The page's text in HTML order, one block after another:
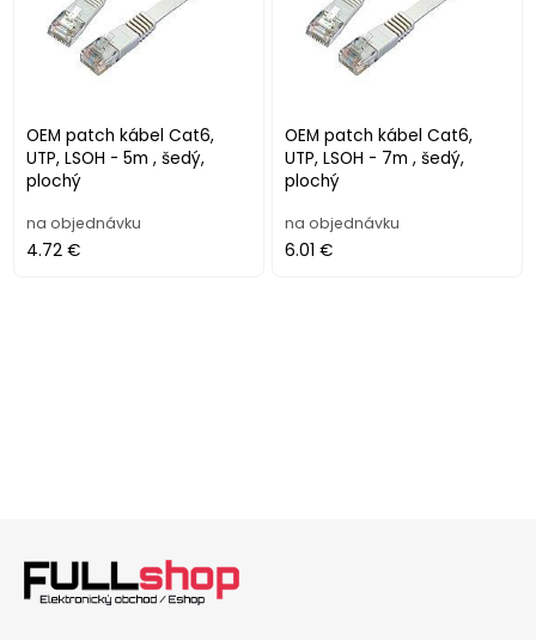
OEM patch kábel Cat6,
UTP, LSOH - 5m , šedý,
plochý
na objednávku
4.72 €
OEM patch kábel Cat6,
UTP, LSOH - 7m , šedý,
plochý
na objednávku
6.01 €